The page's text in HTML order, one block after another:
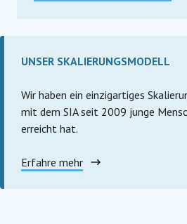
UNSER SKALIERUNGSMODELL
Wir haben ein einzigartiges
mit dem SIA seit 2009 junge
erreicht hat.
Erfahre mehr